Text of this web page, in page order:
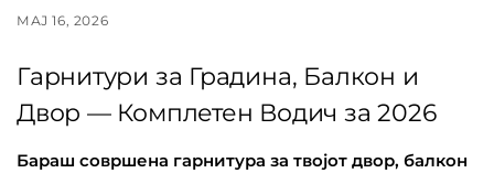
МАЈ 16, 2026
Гарнитури за Градина, Балкон и
Двор — Комплетен Водич за 2026
Бараш совршена гарнитура за твојот двор, балкон